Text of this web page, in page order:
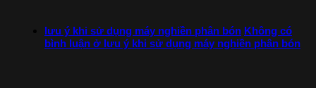
lưu ý khi sử dụng máy nghiền phân bón Không có
bình luận ở lưu ý khi sử dụng máy nghiền phân bón